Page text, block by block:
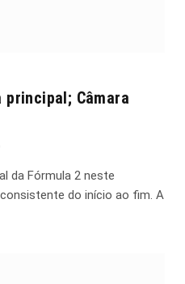
principal; Câmara
da Fórmula 2 neste
do início ao fim. A